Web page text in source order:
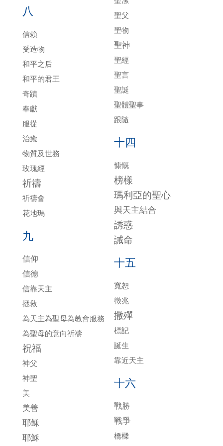
八
信賴
受造物
和平之后
和平的君王
奇蹟
奉獻
服從
治癒
物質及世務
玫瑰經
祈禱
祈禱會
花地瑪
九
信仰
信德
信靠天主
拯救
為天主為聖母為教會服務
為聖母的意向祈禱
祝福
神父
神聖
美
美善
耶稣
耶穌
聖父
聖物
聖神
聖經
聖言
聖誕
聖體聖事
跟隨
十四
慷慨
榜樣
瑪利亞的聖心
與天主結合
誘惑
誡命
十五
寬恕
徵兆
撒殫
標記
誕生
靠近天主
十六
戰勝
戰爭
橋樑